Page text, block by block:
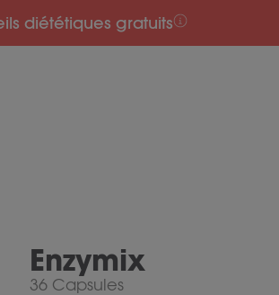
diététiques gratuits
Enzymix
36 Capsules